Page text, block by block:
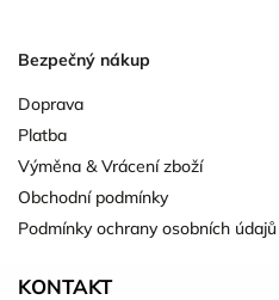
Bezpečný nákup
Doprava
Platba
Výměna & Vrácení zboží
Obchodní podmínky
Podmínky ochrany osobních údajů
KONTAKT